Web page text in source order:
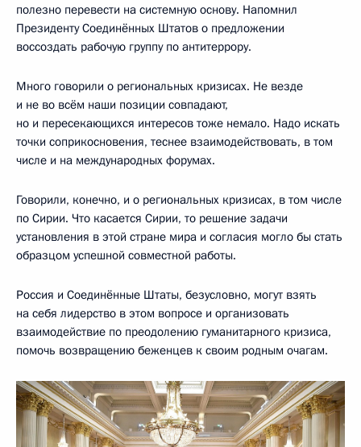
полезно перевести на системную основу. Напомнил
Президенту Соединённых Штатов о предложении
воссоздать рабочую группу по антитеррору.
Много говорили о региональных кризисах. Не везде
и не во всём наши позиции совпадают,
но и пересекающихся интересов тоже немало. Надо искать
точки соприкосновения, теснее взаимодействовать, в том
числе и на международных форумах.
Говорили, конечно, и о региональных кризисах, в том числе
по Сирии. Что касается Сирии, то решение задачи
установления в этой стране мира и согласия могло бы стать
образцом успешной совместной работы.
Россия и Соединённые Штаты, безусловно, могут взять
на себя лидерство в этом вопросе и организовать
взаимодействие по преодолению гуманитарного кризиса,
помочь возвращению беженцев к своим родным очагам.